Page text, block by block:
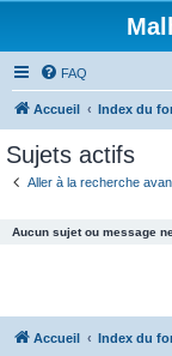
FAQ
Accueil Index du
Sujets actifs
Aller à la recherche
Aucun sujet ou message
Accueil Index du